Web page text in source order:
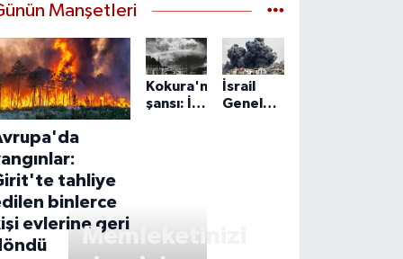
Manşetleri
tahliye
binlerce
evlerine geri
Kokura'nın
şansı: İki
İsrail
Genelkurmay
Memleketinizi